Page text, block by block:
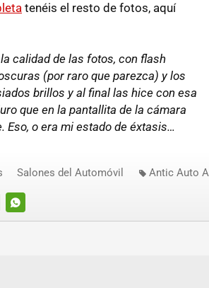
tenéis el resto de fotos, aquí
calidad de las fotos, con flash
(por raro que parezca) y los
brillos y al final las hice con esa
que en la pantallita de la cámara
Eso, o era mi estado de éxtasis…
WHATSAPP
Salones del Automóvil Antic Auto